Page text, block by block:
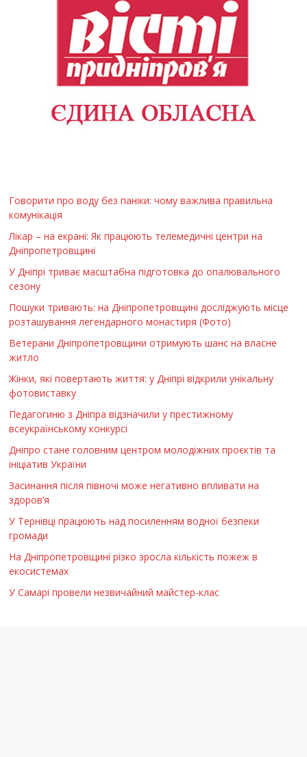
Говорити про воду без паніки: чому важлива правильна
комунікація
Лікар – на екрані: Як працюють телемедичні центри на
Дніпропетровщині
У Дніпрі триває масштабна підготовка до опалювального
сезону
Пошуки тривають: на Дніпропетровщині досліджують місце
розташування легендарного монастиря (Фото)
Ветерани Дніпропетровщини отримують шанс на власне
житло
Жінки, які повертають життя: у Дніпрі відкрили унікальну
фотовиставку
Педагогиню з Дніпра відзначили у престижному
всеукраїнському конкурсі
Дніпро стане головним центром молодіжних проєктів та
ініціатив України
Засинання після півночі може негативно впливати на
здоров’я
У Тернівці працюють над посиленням водної безпеки
громади
На Дніпропетровщині різко зросла кількість пожеж в
екосистемах
У Самарі провели незвичайний майстер-клас